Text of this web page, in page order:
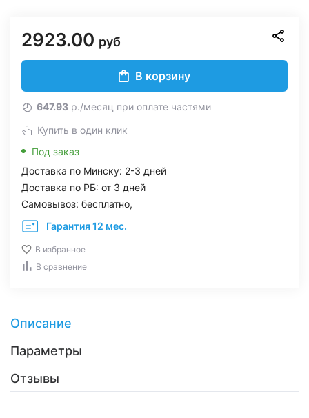
2923.00 руб
В корзину
647.93 р./месяц при оплате частями
Купить в один клик
Под заказ
Доставка по Минску: 2-3 дней
Доставка по РБ: от 3 дней
Самовывоз: бесплатно,
Гарантия 12 мес.
В избранное
В сравнение
Описание
Параметры
Отзывы